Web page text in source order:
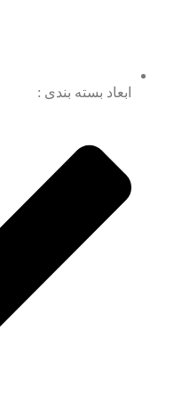
ابعاد بسته بندی :